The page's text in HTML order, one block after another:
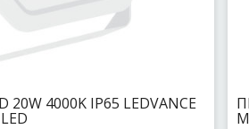
4000Κ IP65 LEDVANCE